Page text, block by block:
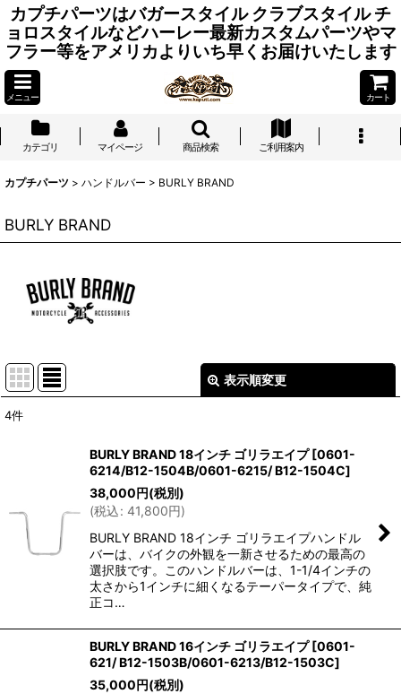
カプチパーツはバガースタイル クラブスタイル チ
ョロスタイルなどハーレー最新カスタムパーツやマ
フラー等をアメリカよりいち早くお届けいたします
メニュー カート
カテゴリ マイページ 商品検索 ご利用案内
カプチパーツ > ハンドルバー > BURLY BRAND
BURLY BRAND
表示順変更
4件
BURLY BRAND 18インチ ゴリラエイプ [0601-
6214/B12-1504B/0601-6215/ B12-1504C]
38,000円(税別)
(税込: 41,800円)
BURLY BRAND 18インチ ゴリラエイプハンドル
バーは、バイクの外観を一新させるための最高の
選択肢です。このハンドルバーは、1-1/4インチの
太さから1インチに細くなるテーパータイプで、純
正コ…
BURLY BRAND 16インチ ゴリラエイプ [0601-
621/ B12-1503B/0601-6213/B12-1503C]
35,000円(税別)